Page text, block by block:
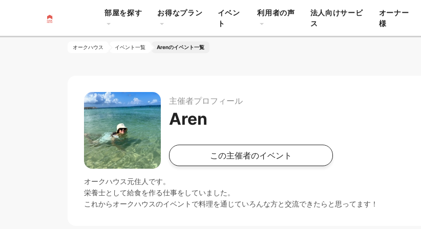
部屋を探す お得なプラン
イベン
ト
利用者の声
法人向けサービ
ス
オーナー
様
オークハウス イベント一覧 Arenのイベント一覧
主催者プロフィール
Aren
この主催者のイベント
オークハウス元住人です。
栄養士として給食を作る仕事をしていました。
これからオークハウスのイベントで料理を通じていろんな方と交流できたらと思ってます！